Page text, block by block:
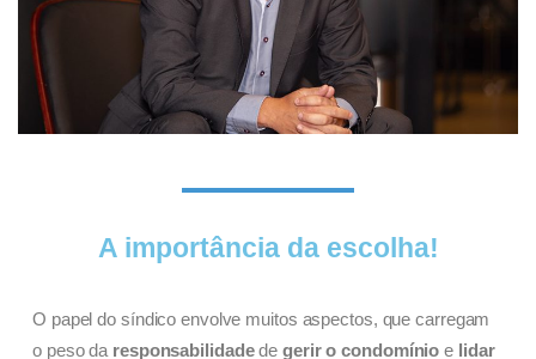
A importância da escolha!
O papel do síndico envolve muitos aspectos, que carregam
o peso da responsabilidadedegerir o condomínio e lidar